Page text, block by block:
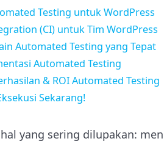
Testing untuk WordPress
(CI) untuk Tim WordPress
Automated Testing yang Tepat
Automated Testing
& ROI Automated Testing
Sekarang!
yang sering dilupakan: